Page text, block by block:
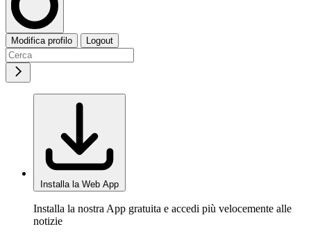
Modifica profilo Logout
Installa la Web App
Installa la nostra App gratuita e accedi più velocemente alle
notizie